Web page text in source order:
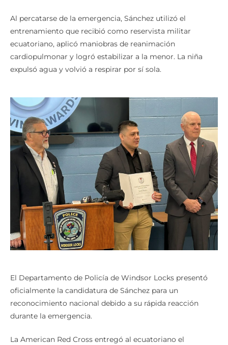
Al percatarse de la emergencia, Sánchez utilizó el
entrenamiento que recibió como reservista militar
ecuatoriano, aplicó maniobras de reanimación
cardiopulmonar y logró estabilizar a la menor. La niña
expulsó agua y volvió a respirar por sí sola.
El Departamento de Policía de Windsor Locks presentó
oficialmente la candidatura de Sánchez para un
reconocimiento nacional debido a su rápida reacción
durante la emergencia.
La American Red Cross entregó al ecuatoriano el